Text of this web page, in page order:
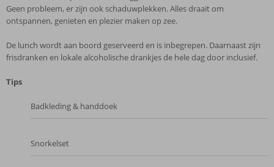
Geen probleem, er zijn ook schaduwplekken. Alles draait om
ontspannen, genieten en plezier maken op zee.
De lunch wordt aan boord geserveerd en is inbegrepen. Daarnaast zijn
frisdranken en lokale alcoholische drankjes de hele dag door inclusief.
Tips
Badkleding & handdoek
Snorkelset